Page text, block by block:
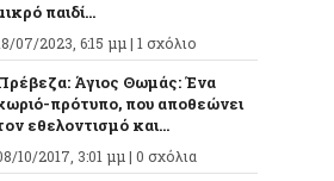
παιδί...
07/2023, 6:15 μμ | 1 σχόλιο
Άγιος Θωμάς: Ένα
πρότυπο, που αποθεώνει
εθελοντισμό και...
10/2017, 3:01 μμ | 0 σχόλια